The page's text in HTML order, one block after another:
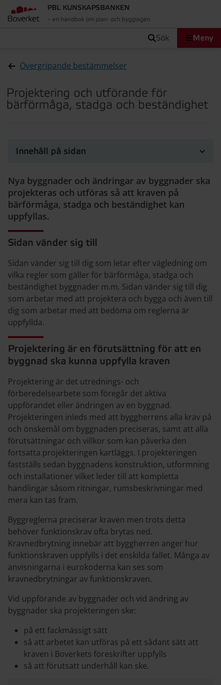
PBL KUNSKAPSBANKEN
– en handbok om plan- och bygglagen
sök Meny
Övergripande bestämmelser
Projektering och utförande för
bärförmåga, stadga och beständighet
Innehåll på sidan
Nya byggnader och ändringar av byggnader ska
projekteras och utföras så att kraven på
bärförmåga, stadga och beständighet kan
uppfyllas.
Sidan vänder sig till
Sidan vänder sig till dig som letar efter vägledning om
vilka regler som gäller för bärförmåga, stadga och
beständighet byggnader m.m. Sidan vänder sig till dig
som arbetar med att projektera och bygga och även till
dig som arbetar med att bedöma om reglerna är
uppfyllda.
Projektering är en förutsättning för att en
byggnad ska kunna uppfylla kraven
Projektering är det utrednings- och
förberedelsearbete som föregår det aktiva
uppförandet eller ändringen av en byggnad.
Projekteringen inleds med att byggherrens alla krav på
och önskemål om byggnaden preciseras, samt att alla
förutsättningar och villkor som kan påverka den
fortsatta projekteringen kartläggs. I projekteringen
fastställs sedan byggnadens konstruktion, utformning
och installationer vilket leder till att kompletta
handlingar såsom ritningar, rumsbeskrivningar med
mera kan tas fram.
Byggreglerna preciserar kraven men trots detta
behöver funktionskrav ofta brytas ned.
Kravnedbrytning innebär att byggherren anger hur
funktionskraven uppfylls i det enskilda fallet. Många av
anvisningarna i eurokoderna kan ses som
kravnedbrytningar av funktionskraven.
Vid uppförande av byggnader och vid ändring av
byggnader ska projekteringen ske:
på ett fackmässigt sätt
så att arbetet kan utföras på ett sådant sätt att
kraven i Boverkets föreskrifter uppfylls
så att förutsatt underhåll kan ske.